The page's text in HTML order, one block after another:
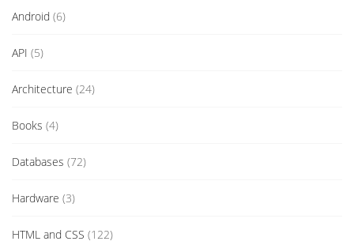
Android (6)
API (5)
Architecture (24)
Books (4)
Databases (72)
Hardware (3)
HTML and CSS (122)